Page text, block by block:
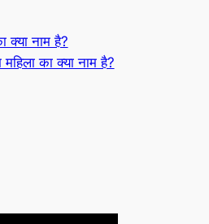
क्या नाम है?
का क्या नाम है?